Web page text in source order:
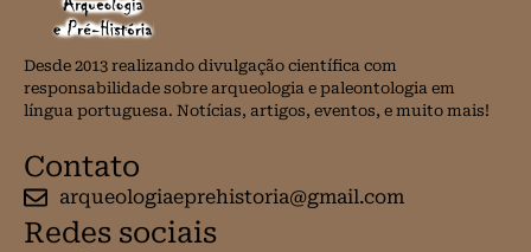
Desde 2013 realizando divulgação científica com
responsabilidade sobre arqueologia e paleontologia em
língua portuguesa. Notícias, artigos, eventos, e muito mais!
Contato
arqueologiaeprehistoria@gmail.com
Redes sociais